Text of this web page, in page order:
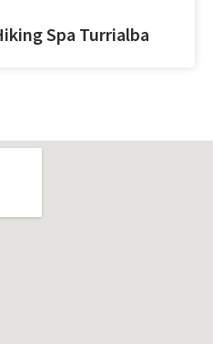
Spa Turrialba